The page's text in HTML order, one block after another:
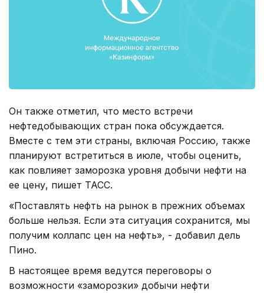
Он также отметил, что место встречи
нефтедобывающих стран пока обсуждается.
Вместе с тем эти страны, включая Россию, также
планируют встретиться в июле, чтобы оценить,
как повлияет заморозка уровня добычи нефти на
ее цену, пишет ТАСС.
«Поставлять нефть на рынок в прежних объемах
больше нельзя. Если эта ситуация сохранится, мы
получим коллапс цен на нефть», - добавил дель
Пино.
В настоящее время ведутся переговоры о
возможности «заморозки» добычи нефти